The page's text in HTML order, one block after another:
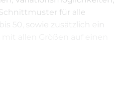
für alle
50, sowie zusätzlich ein